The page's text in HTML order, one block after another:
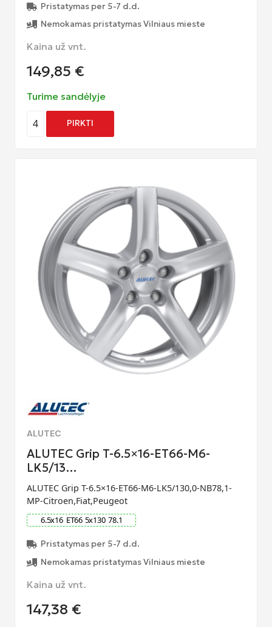
Pristatymas per 5-7 d.d.
Nemokamas pristatymas Vilniaus mieste
Kaina už vnt.
149,85 €
Turime sandėlyje
4 PIRKTI
ALUTEC
ALUTEC Grip T-6.5×16-ET66-M6-
LK5/13…
ALUTEC Grip T-6.5×16-ET66-M6-LK5/130,0-NB78,1-
MP-Citroen,Fiat,Peugeot
6.5x16 ET66 5x130 78.1
Pristatymas per 5-7 d.d.
Nemokamas pristatymas Vilniaus mieste
Kaina už vnt.
147,38 €